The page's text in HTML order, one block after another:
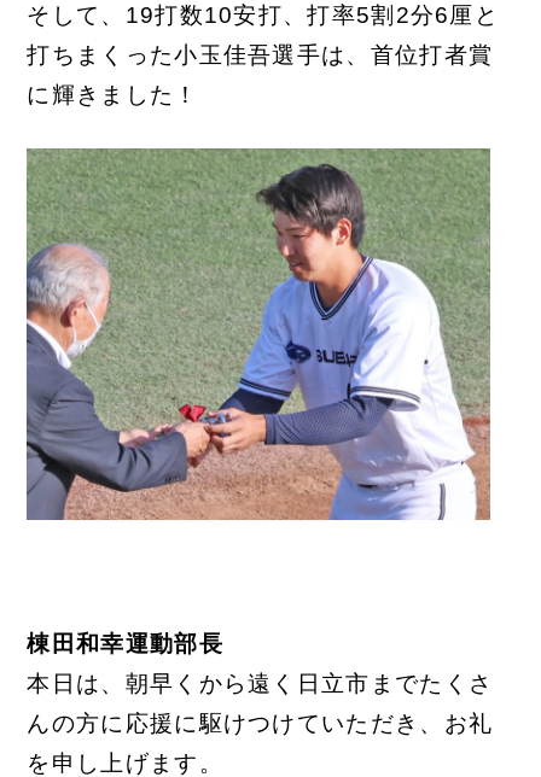
そして、19打数10安打、打率5割2分6厘と
打ちまくった小玉佳吾選手は、首位打者賞
に輝きました！
棟田和幸運動部長
本日は、朝早くから遠く日立市までたくさ
んの方に応援に駆けつけていただき、お礼
を申し上げます。